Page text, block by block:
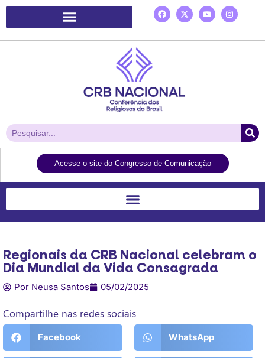
Acesse o site do Congresso de Comunicação
Regionais da CRB Nacional celebram o
Dia Mundial da Vida Consagrada
Por Neusa Santos 05/02/2025
Compartilhe nas redes sociais
Facebook WhatsApp